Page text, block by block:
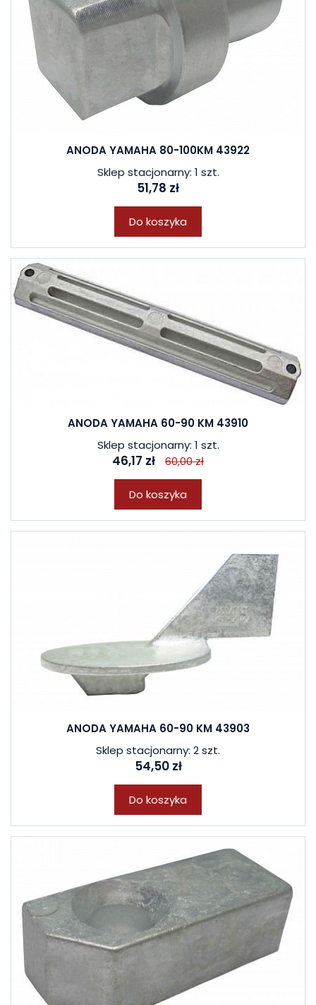
ANODA YAMAHA 80-100KM 43922
Sklep stacjonarny: 1 szt.
51,78 zł
Do koszyka
ANODA YAMAHA 60-90 KM 43910
Sklep stacjonarny: 1 szt.
46,17 zł 60,00 zł
Do koszyka
ANODA YAMAHA 60-90 KM 43903
Sklep stacjonarny: 2 szt.
54,50 zł
Do koszyka